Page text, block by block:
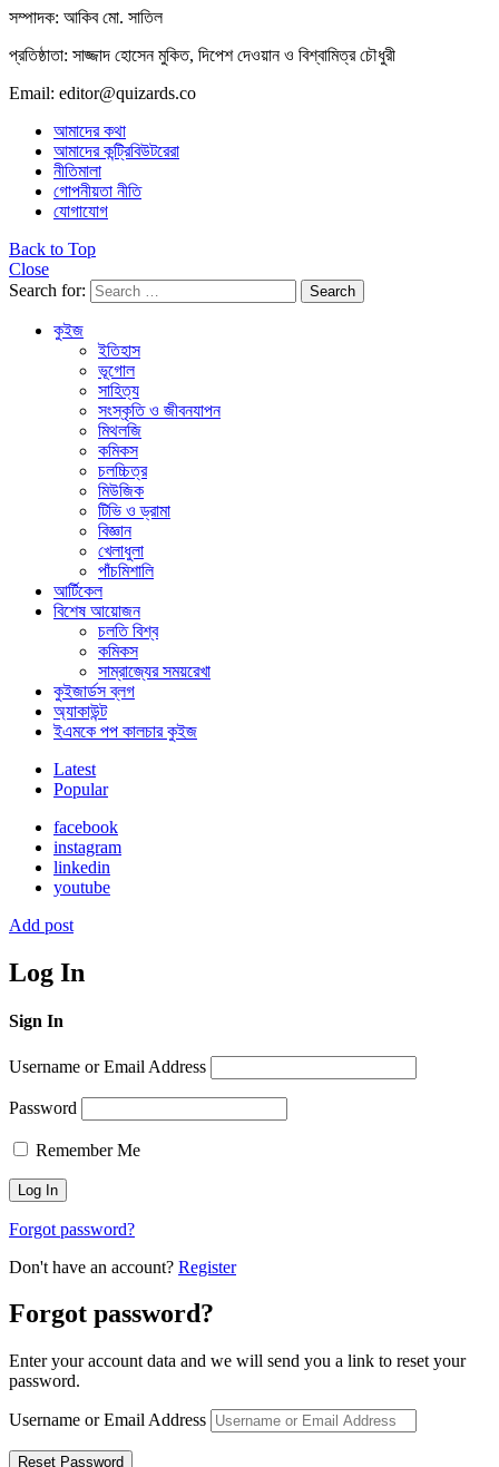
সম্পাদক: আকিব মো. সাতিল
প্রতিষ্ঠাতা: সাজ্জাদ হোসেন মুকিত, দিপেশ দেওয়ান ও বিশ্বামিত্র চৌধুরী
Email: editor@quizards.co
আমাদের কথা
আমাদের কন্ট্রিবিউটরেরা
নীতিমালা
গোপনীয়তা নীতি
যোগাযোগ
Back to Top
Close
Search for:
Search
কুইজ
ইতিহাস
ভূগোল
সাহিত্য
সংস্কৃতি ও জীবনযাপন
মিথলজি
কমিকস
চলচ্চিত্র
মিউজিক
টিভি ও ড্রামা
বিজ্ঞান
খেলাধুলা
পাঁচমিশালি
আর্টিকেল
বিশেষ আয়োজন
চলতি বিশ্ব
কমিকস
সাম্রাজ্যের সময়রেখা
কুইজার্ডস ব্লগ
অ্যাকাউন্ট
ইএমকে পপ কালচার কুইজ
Latest
Popular
facebook
instagram
linkedin
youtube
Add post
Log In
Sign In
Username or Email Address
Password
Remember Me
Forgot password?
Don't have an account? Register
Forgot password?
Enter your account data and we will send you a link to reset your
password.
Username or Email Address